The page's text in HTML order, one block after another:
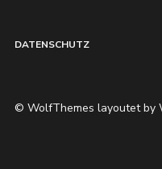
DATENSCHUTZ
© WolfThemes layoutet by